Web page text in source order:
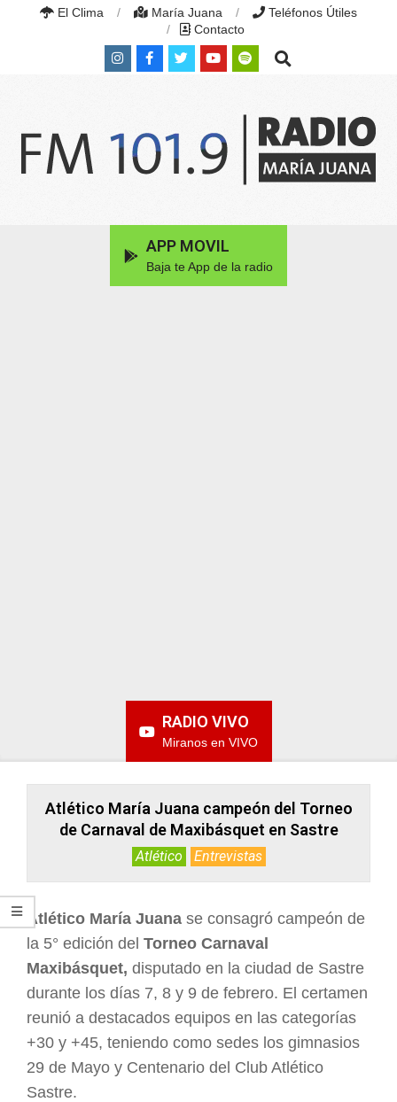
El Clima María Juana
Teléfonos Útiles
Contacto
Search
APP MOVIL
Baja te App de la radio
RADIO VIVO
Miranos en VIVO
Atlético María Juana campeón del Torneo
de Carnaval de Maxibásquet en Sastre
Atlético Entrevistas
Atlético María Juana se consagró campeón de
la 5° edición del Torneo Carnaval
Maxibásquet, disputado en la ciudad de Sastre
durante los días 7, 8 y 9 de febrero. El certamen
reunió a destacados equipos en las categorías
+30 y +45, teniendo como sedes los gimnasios
29 de Mayo y Centenario del Club Atlético
Sastre.